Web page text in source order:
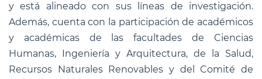
y está alineado con sus líneas de investigación.
Además, cuenta con la participación de académicos
y académicas de las facultades de Ciencias
Humanas, Ingeniería y Arquitectura, de la Salud,
Recursos Naturales Renovables y del Comité de